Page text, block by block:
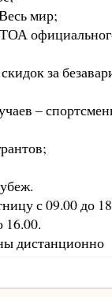
мир;
за
–
с 09.00 до
16.00.
дистанционно